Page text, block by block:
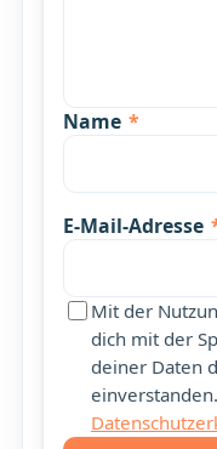
Name *
E-Mail-Adresse
Mit der
dich mit der
deiner Daten